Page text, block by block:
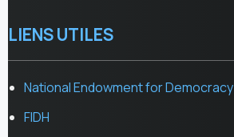
LIENS UTILES
National Endowment for Democracy
FIDH